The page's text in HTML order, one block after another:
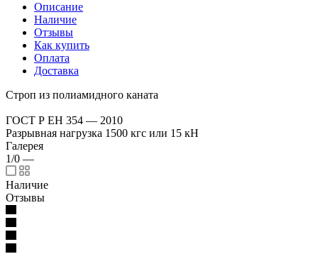
Описание
Наличие
Отзывы
Как купить
Оплата
Доставка
Строп из полиамидного каната
ГОСТ Р ЕН 354 — 2010
Разрывная нагрузка 1500 кгс или 15 кН
Галерея
1/0 —
Наличие
Отзывы